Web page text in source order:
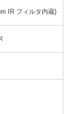
IR フィルタ内蔵)